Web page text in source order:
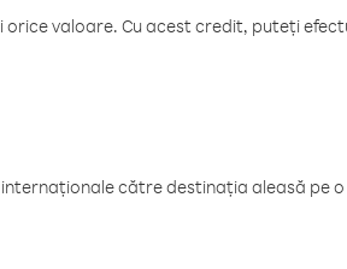
valoare. Cu acest credit, puteți
către destinația aleasă pe